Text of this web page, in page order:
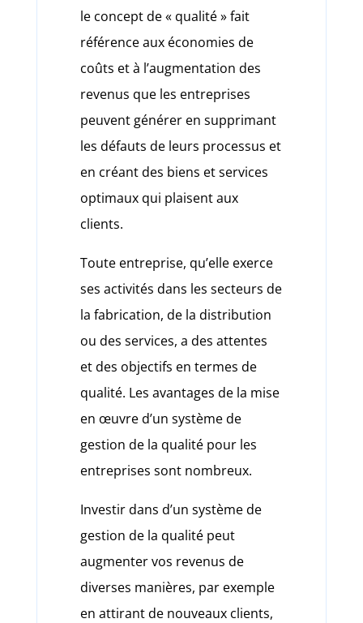
le concept de « qualité » fait
référence aux économies de
coûts et à l’augmentation des
revenus que les entreprises
peuvent générer en supprimant
les défauts de leurs processus et
en créant des biens et services
optimaux qui plaisent aux
clients.
Toute entreprise, qu’elle exerce
ses activités dans les secteurs de
la fabrication, de la distribution
ou des services, a des attentes
et des objectifs en termes de
qualité. Les avantages de la mise
en œuvre d’un système de
gestion de la qualité pour les
entreprises sont nombreux.
Investir dans d’un système de
gestion de la qualité peut
augmenter vos revenus de
diverses manières, par exemple
en attirant de nouveaux clients,